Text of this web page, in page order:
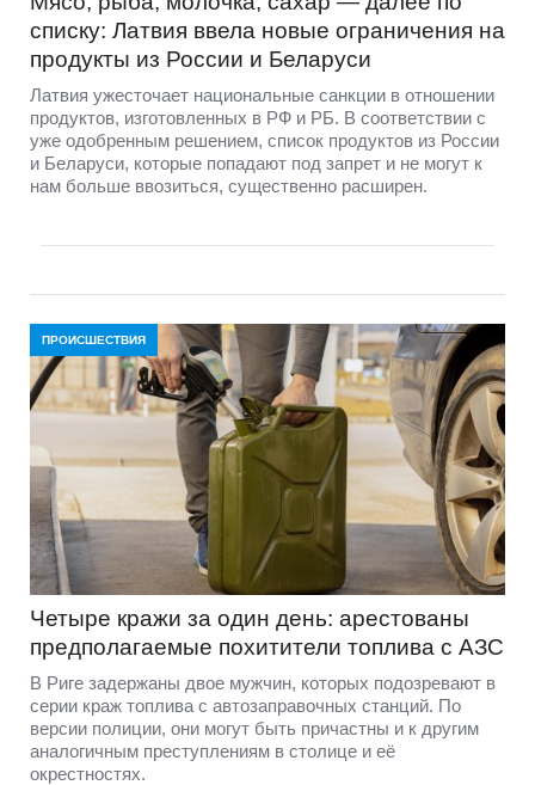
списку: Латвия ввела новые ограничения на
продукты из России и Беларуси
Латвия ужесточает национальные санкции в отношении
продуктов, изготовленных в РФ и РБ. В соответствии с
уже одобренным решением, список продуктов из России
и Беларуси, которые попадают под запрет и не могут к
нам больше ввозиться, существенно расширен.
ПРОИСШЕСТВИЯ
Четыре кражи за один день: арестованы
предполагаемые похитители топлива с АЗС
В Риге задержаны двое мужчин, которых подозревают в
серии краж топлива с автозаправочных станций. По
версии полиции, они могут быть причастны и к другим
аналогичным преступлениям в столице и её
окрестностях.